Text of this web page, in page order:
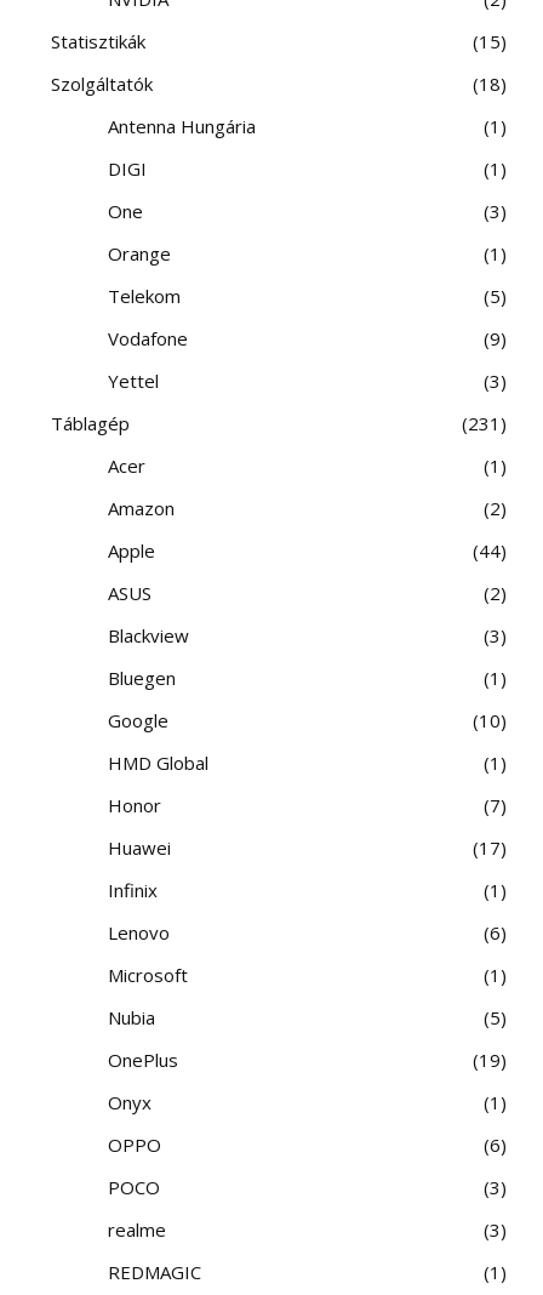
Statisztikák
15
Szolgáltatók
18
Antenna Hungária
1
DIGI
1
One
3
Orange
1
Telekom
5
Vodafone
9
Yettel
3
Táblagép
231
Acer
1
Amazon
2
Apple
44
ASUS
2
Blackview
3
Bluegen
1
Google
10
HMD Global
1
Honor
7
Huawei
17
Infinix
1
Lenovo
6
Microsoft
1
Nubia
5
OnePlus
19
Onyx
1
OPPO
6
POCO
3
realme
3
REDMAGIC
1